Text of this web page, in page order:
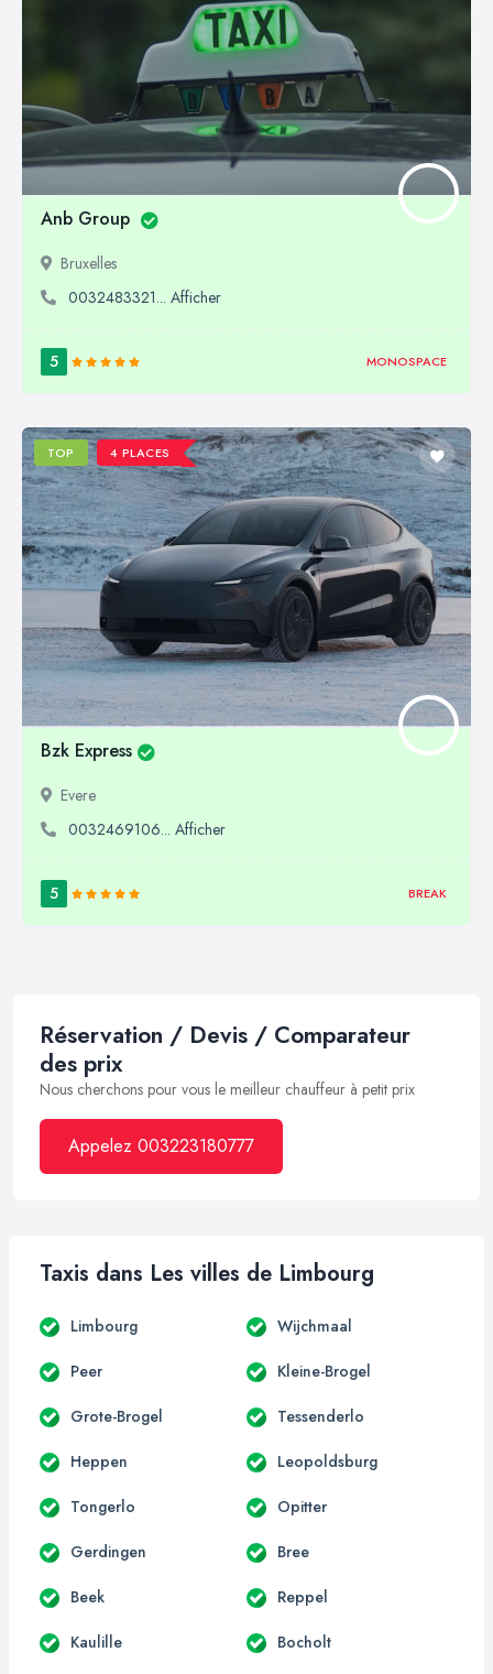
Anb Group
Bruxelles
0032483321... Afficher
5 MONOSPACE
TOP 4 PLACES
Bzk Express
Evere
0032469106... Afficher
5 BREAK
Réservation / Devis / Comparateur
des prix
Nous cherchons pour vous le meilleur chauffeur à petit prix
Appelez 003223180777
Taxis dans Les villes de Limbourg
Limbourg Wijchmaal
Peer Kleine-Brogel
Grote-Brogel Tessenderlo
Heppen Leopoldsburg
Tongerlo Opitter
Gerdingen Bree
Beek Reppel
Kaulille Bocholt